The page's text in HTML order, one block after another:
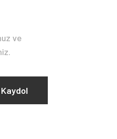
ve
Kaydol